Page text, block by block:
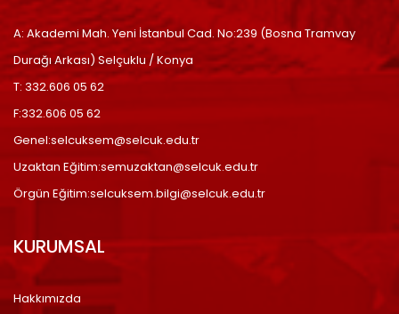
A: Akademi Mah. Yeni İstanbul Cad. No:239 (Bosna Tramvay
Durağı Arkası) Selçuklu / Konya
T: 332.606 05 62
F:332.606 05 62
Genel:selcuksem@selcuk.edu.tr
Uzaktan Eğitim:semuzaktan@selcuk.edu.tr
Örgün Eğitim:selcuksem.bilgi@selcuk.edu.tr
KURUMSAL
Hakkımızda